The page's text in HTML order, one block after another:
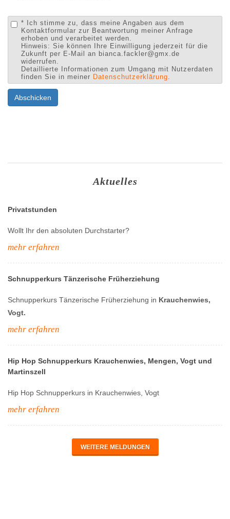
* Ich stimme zu, dass meine Angaben aus dem
Kontaktformular zur Beantwortung meiner Anfrage
erhoben und verarbeitet werden.
Hinweis: Sie können Ihre Einwilligung jederzeit für die
Zukunft per E-Mail an bianca.fackler@gmx.de
widerrufen.
Detaillierte Informationen zum Umgang mit Nutzerdaten
finden Sie in meiner Datenschutzerklärung
Abschicken
Aktuelles
Privatstunden
Wollt Ihr den absoluten Durchstarter?
mehr erfahren
Schnupperkurs Tänzerische Früherziehung
Schnupperkurs Tänzerische Früherziehung in Krauchenwies,
Vogt.
mehr erfahren
Hip Hop Schnupperkurs Krauchenwies, Mengen, Vogt und
Martinszell
Hip Hop Schnupperkurs in Krauchenwies, Vogt
mehr erfahren
WEITERE MELDUNGEN